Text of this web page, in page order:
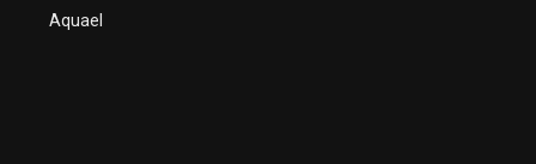
Aquael